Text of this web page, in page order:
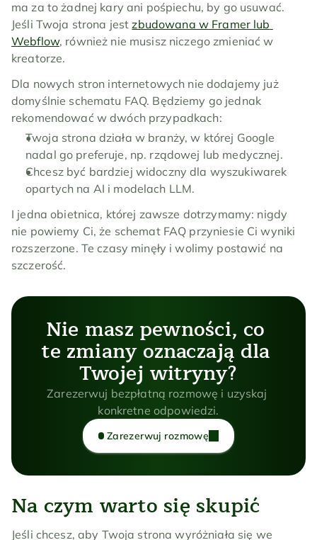
ma za to żadnej kary ani pośpiechu, by go usuwać.
Jeśli Twoja strona jest zbudowana w Framer lub
Webflow, również nie musisz niczego zmieniać w
kreatorze.
Dla nowych stron internetowych nie dodajemy już
domyślnie schematu FAQ. Będziemy go jednak
rekomendować w dwóch przypadkach:
Twoja strona działa w branży, w której Google
nadal go preferuje, np. rządowej lub medycznej.
Chcesz być bardziej widoczny dla wyszukiwarek
opartych na AI i modelach LLM.
I jedna obietnica, której zawsze dotrzymamy: nigdy
nie powiemy Ci, że schemat FAQ przyniesie Ci wyniki
rozszerzone. Te czasy minęły i wolimy postawić na
szczerość.
Nie masz pewności, co
te zmiany oznaczają dla
Twojej witryny?
Zarezerwuj bezpłatną rozmowę i uzyskaj
konkretne odpowiedzi.
Zarezerwuj rozmowę
Na czym warto się skupić
Jeśli chcesz, aby Twoja strona wyróżniała się we